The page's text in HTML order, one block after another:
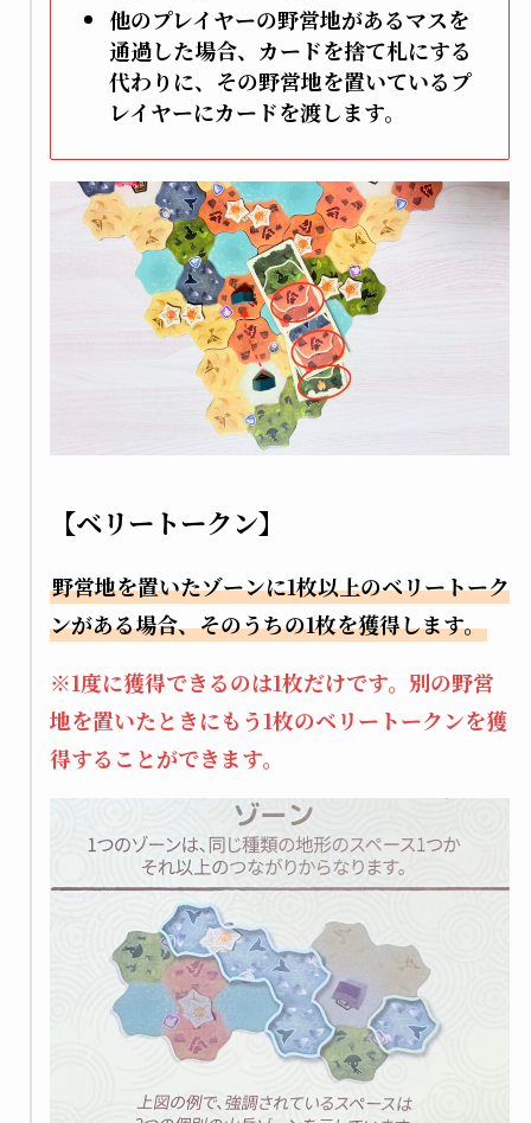
他のプレイヤーの野営地があるマスを
通過した場合、カードを捨て札にする
代わりに、その野営地を置いているプ
レイヤーにカードを渡します。
【ベリートークン】
野営地を置いたゾーンに1枚以上のベリートーク
ンがある場合、そのうちの1枚を獲得します。
※1度に獲得できるのは1枚だけです。別の野営
地を置いたときにもう1枚のベリートークンを獲
得することができます。